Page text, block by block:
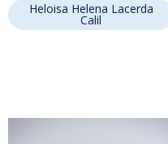
Heloisa Helena Lacerda
Calil